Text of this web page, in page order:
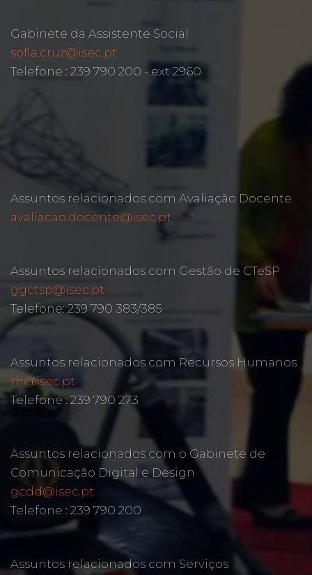
Gabinete da Assistente Social
sofia.cruz@isec.pt
Telefone : 239 790 200 - ext 2960
Assuntos relacionados com Avaliação Docente
avaliacao.docente@isec.pt
Assuntos relacionados com Gestão de CTeSP
ggctsp@isec.pt
Telefone: 239 790 383/385
Assuntos relacionados com Recursos Humanos
rh@isec.pt
Telefone : 239 790 273
Assuntos relacionados com o Gabinete de
Comunicação Digital e Design
gcdd@isec.pt
Telefone : 239 790 200
Assuntos relacionados com Serviços